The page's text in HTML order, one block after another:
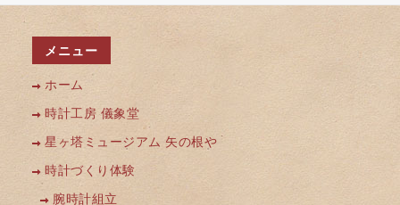
メニュー
ホーム
時計工房 儀象堂
星ヶ塔ミュージアム 矢の根や
時計づくり体験
腕時計組立